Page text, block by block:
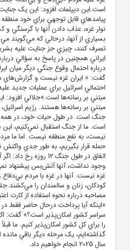
است.اين ديپلمات افزود: اين يک
پيامدهاي قابل توجهي براي خود
نوار غزه، عذاب دادن آنها با
بسياري از آنها، درحالي که مي‌گويند
تصرف کنند، چيزي جز جنايت عليه
ايراني همچنين در پاسخ به سؤالي
درباره احتمال وقوع جنگي ديگر ميان
گفت: « ايران غزه نيست و گزارش‌هاي
احتمالي اسرائيل براي عمليات جديد
مبتني بر رسانه‌ها است.»جلالي افزود:
مبتني بر رسانه‌ها هستند. رژيم
جنگ است. در طول حيات خود، در همه
است. ما از جنگ استقبال نمي‌کنيم،
نيست، به نفع منطقه نيست. اما ما
حمله قرار بگيريم، به طور جدي
اتفاق در طول جنگ 12
وجود نداشت، آنها آتش‌بس پيشنهاد
غزه نيست. آنها در غزه با مردم بي‌دفاع
کودکان، زنان و سالمندان را
مصاحبه درباره نحوه استفاده از کارت
«اينکه آيا پرداخت درحال حاضر فقط در
سراسر کشور امکان‌پذير است؟» گفت:
را براي کل کشور امکان‌پذير کنيم. ما
گذاشته‌ايم، يک مرحله ديگر باقي مانده
سال 2025 انجام خواهيم داد.